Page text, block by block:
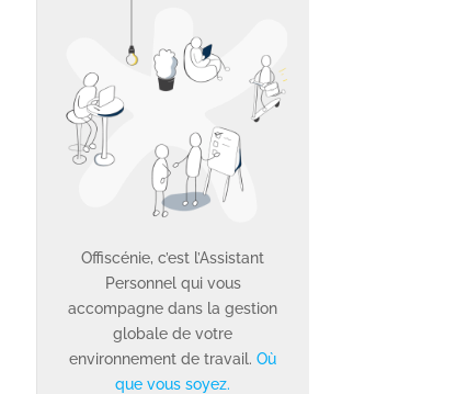
Offiscénie, c’est l’Assistant
Personnel qui vous
accompagne dans la gestion
globale de votre
environnement de travail.Où
que vous soyez.